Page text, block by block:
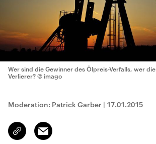
Wer sind die Gewinner des Ölpreis-Verfalls, wer die
Verlierer? © imago
Moderation: Patrick Garber | 17.01.2015
Link
kopieren/teilen
Email